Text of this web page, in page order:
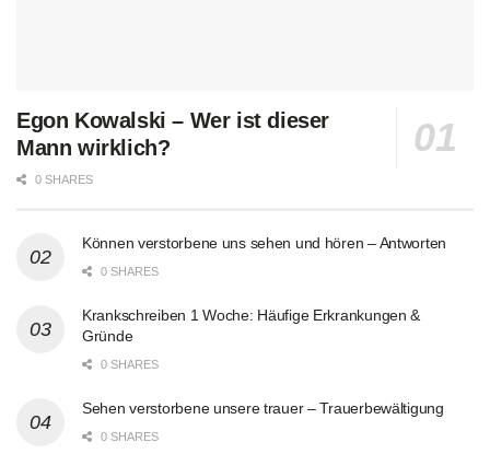
Egon Kowalski – Wer ist dieser
Mann wirklich?
0 SHARES
Können verstorbene uns sehen und hören – Antworten
0 SHARES
Krankschreiben 1 Woche: Häufige Erkrankungen &
Gründe
0 SHARES
Sehen verstorbene unsere trauer – Trauerbewältigung
0 SHARES